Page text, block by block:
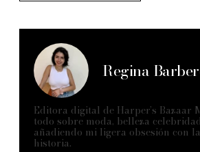
Regina
Editora digital de Harper’s Bazaar
todo sobre moda, belleza
añadiendo mi ligera obsesión con
historia.